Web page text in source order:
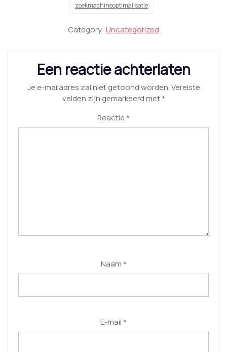
zoekmachineoptimalisatie
Category: Uncategorized
Een reactie achterlaten
Je e-mailadres zal niet getoond worden.Vereiste
velden zijn gemarkeerd met*
Reactie *
Naam *
E-mail *